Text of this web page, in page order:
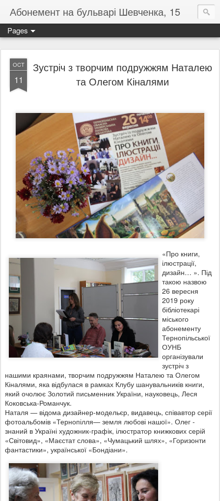
Абонемент на бульварі Шевченка, 15
Pages
OCT
11
Зустріч з творчим подружжям Наталею
та Олегом Кіналями
«Про книги,
ілюстрації,
дизайн… ». Під
такою назвою
26 вересня
2019 року
бібліотекарі
міського
абонементу
Тернопільської
ОУНБ
організували
зустріч з
нашими краянами, творчим подружжям Наталею та Олегом
Кіналями, яка відбулася в рамках Клубу шанувальників книги,
який очолює Золотий письменник України, науковець, Леся
Коковська-Романчук.
Наталя — відома дизайнер-модельєр, видавець, співавтор серії
фотоальбомів «Тернопілля— земля любові нашої». Олег -
знаний в Україні художник-графік, ілюстратор книжкових серій
«Світовид», «Маєстат слова», «Чумацький шлях», «Горизонти
фантастики», української «Бондіани».